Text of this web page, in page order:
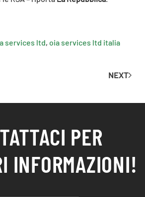
services ltd, oia services ltd italia
NEXT
PER
INFORMAZIONI!